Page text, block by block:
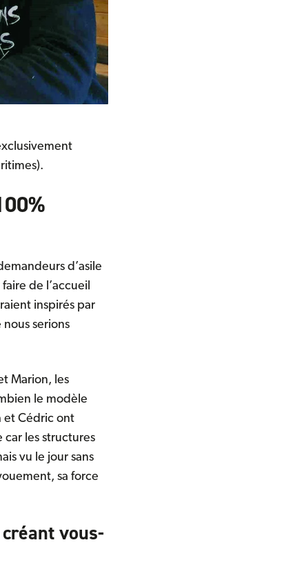
d’asile
de l’accueil
inspirés par
serions
Marion, les
le modèle
et Cédric ont
les structures
vu le jour sans
sa force
vous-